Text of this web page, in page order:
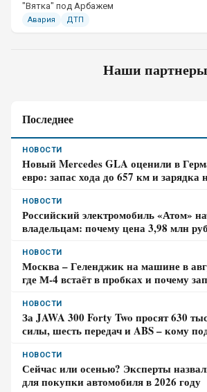
"Вятка" под Арбажем
Авария ДТП
Наши партнеры
Последнее
НОВОСТИ
Новый Mercedes GLA оценили в
евро: запас хода до 657 км и зарядка
НОВОСТИ
Российский электромобиль «Атом»
владельцам: почему цена 3,98 млн
НОВОСТИ
Москва – Геленджик на машине в
где М-4 встаёт в пробках и почему
НОВОСТИ
За JAWA 300 Forty Two просят 630
силы, шесть передач и ABS – кому
НОВОСТИ
Сейчас или осенью? Эксперты
для покупки автомобиля в 2026 году